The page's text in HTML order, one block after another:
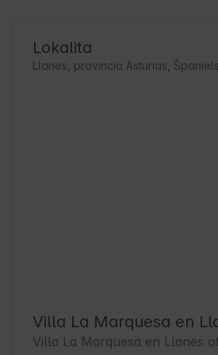
Lokalita
Llanes, provincia Asturias,
Villa La Marquesa en
Villa La Marquesa en Llanes